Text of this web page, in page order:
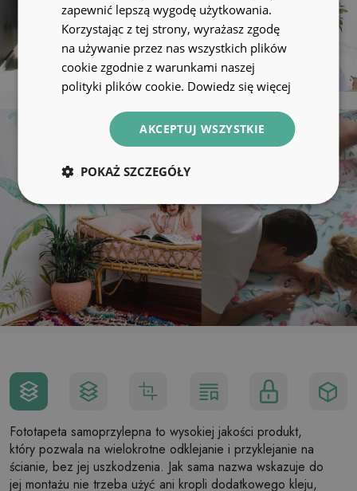
Fototapeta samoprzylepna to wysokiej jakości produkt,
który pozwala na wielokrotne odklejanie i przyklejanie na
ścianie, bez jej uszkodzenia. Jak sama nazwa wskazuje do
jej montażu nie trzeba użyć ani kropli dodatkowego kleju,
zapewnić lepszą wygodę użytkowania.
Korzystając z tej strony, wyrażasz zgodę
na używanie przez nas wszystkich plików
cookie zgodnie z warunkami naszej
polityki plików cookie. Dowiedz się więcej
AKCEPTUJ WSZYSTKIE
POKAŻ SZCZEGÓŁY